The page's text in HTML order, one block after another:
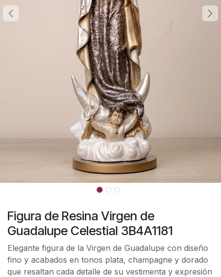
Figura de Resina Virgen de
Guadalupe Celestial 3B4A1181
Elegante figura de la Virgen de Guadalupe con diseño
fino y acabados en tonos plata, champagne y dorado
que resaltan cada detalle de su vestimenta y expresión